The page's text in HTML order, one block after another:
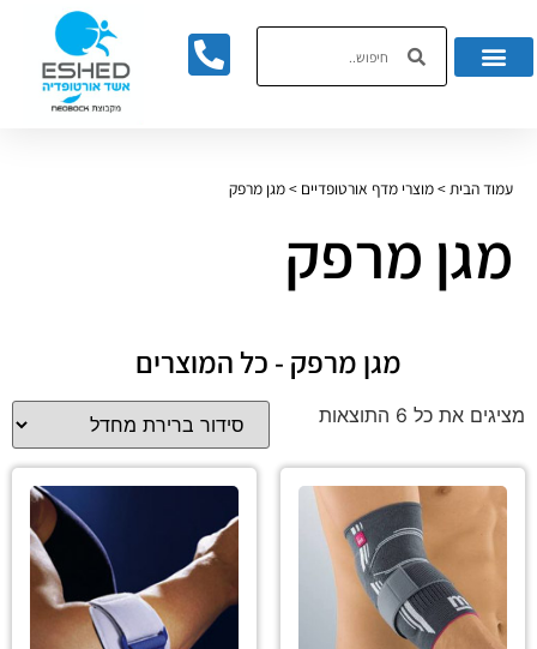
עמוד הבית>מוצרי מדף אורטופדיים >מגן מרפק
מגן מרפק
מגן מרפק - כל המוצרים
מציגים את כל ⁦6⁩ התוצאות